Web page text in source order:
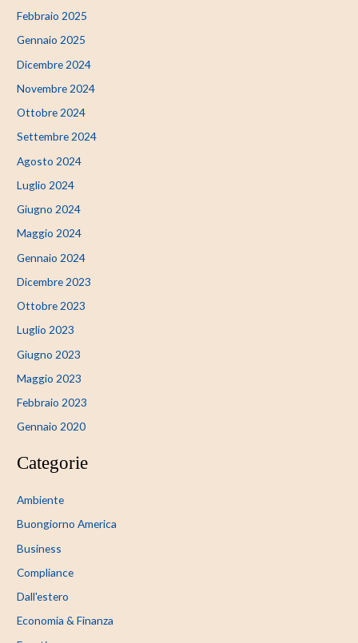
Febbraio 2025
Gennaio 2025
Dicembre 2024
Novembre 2024
Ottobre 2024
Settembre 2024
Agosto 2024
Luglio 2024
Giugno 2024
Maggio 2024
Gennaio 2024
Dicembre 2023
Ottobre 2023
Luglio 2023
Giugno 2023
Maggio 2023
Febbraio 2023
Gennaio 2020
Categorie
Ambiente
Buongiorno America
Business
Compliance
Dall'estero
Economia & Finanza